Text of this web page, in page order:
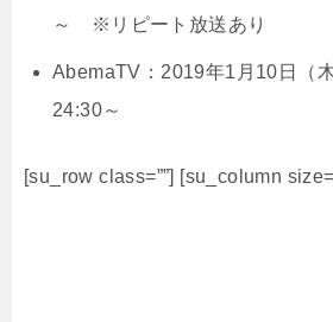
～ ※リピート放送あり
AbemaTV：2019年1月10日（
24:30～
[su_row class=””] [su_column